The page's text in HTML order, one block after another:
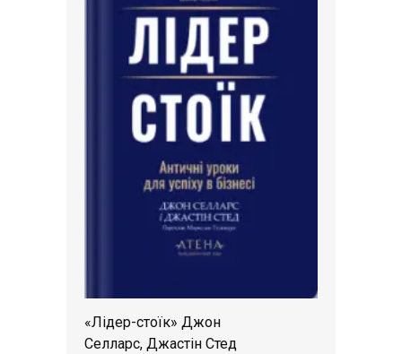
«Лідер-стоїк» Джон
Селларс, Джастін Стед